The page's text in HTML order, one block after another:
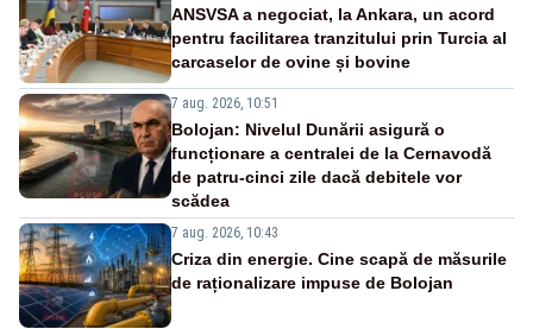
ANSVSA a negociat, la Ankara, un acord
pentru facilitarea tranzitului prin Turcia al
carcaselor de ovine și bovine
7 aug. 2026, 10:51
Bolojan: Nivelul Dunării asigură o
funcționare a centralei de la Cernavodă
de patru-cinci zile dacă debitele vor
scădea
7 aug. 2026, 10:43
Criza din energie. Cine scapă de măsurile
de raționalizare impuse de Bolojan